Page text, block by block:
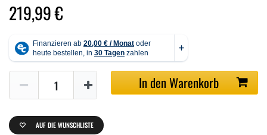
219,99 €
In den Warenkorb
AUF DIE WUNSCHLISTE